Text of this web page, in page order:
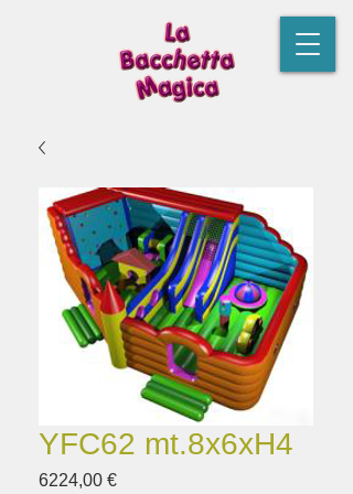
YFC62 mt.8x6xH4
6224,00 €Prezzo